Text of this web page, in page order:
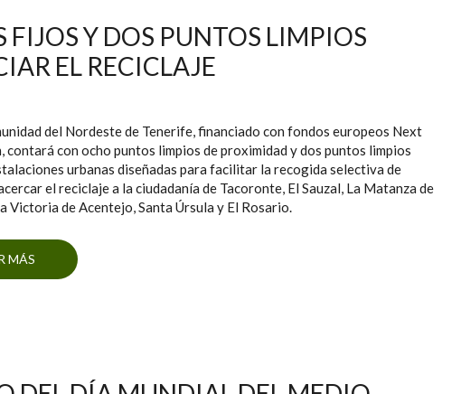
Y DOS PUNTOS LIMPIOS
EL RECICLAJE
del Nordeste de Tenerife, financiado con fondos europeos Next
contará con ocho puntos limpios de proximidad y dos puntos limpios
urbanas diseñadas para facilitar la recogida selectiva de
el reciclaje a la ciudadanía de Tacoronte, El Sauzal, La Matanza de
Victoria de Acentejo, Santa Úrsula y El Rosario.
MÁS
SOBRE OCHO CONTENEDORES FIJOS Y DOS PUNTOS LIMPIOS